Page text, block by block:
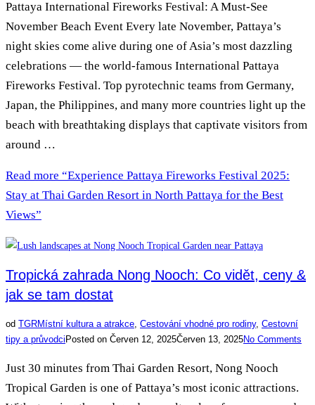
Pattaya International Fireworks Festival: A Must-See
November Beach Event Every late November, Pattaya’s
night skies come alive during one of Asia’s most dazzling
celebrations — the world-famous International Pattaya
Fireworks Festival. Top pyrotechnic teams from Germany,
Japan, the Philippines, and many more countries light up the
beach with breathtaking displays that captivate visitors from
around …
Read more “Experience Pattaya Fireworks Festival 2025:
Stay at Thai Garden Resort in North Pattaya for the Best
Views”
Tropická zahrada Nong Nooch: Co vidět, ceny &
jak se tam dostat
od TGRMístní kultura a atrakce Cestování vhodné pro rodiny, Cestovní
tipy a průvodciPosted on Červen 12, 2025Červen 13, 2025No Comments
Just 30 minutes from Thai Garden Resort, Nong Nooch
Tropical Garden is one of Pattaya’s most iconic attractions.